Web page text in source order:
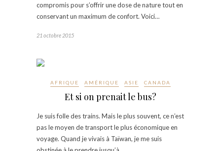
compromis pour s’offrir une dose de nature tout en
conservant un maximum de confort. Voici…
21 octobre 2015
AFRIQUE AMÉRIQUE ASIE CANADA
Et si on prenait le bus?
Je suis folle des trains. Mais le plus souvent, ce n’est
pas le moyen de transport le plus économique en
voyage. Quand je vivais à Taïwan, je me suis